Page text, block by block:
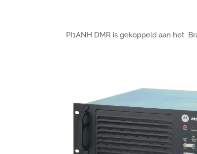
PI1ANH DMR is gekoppeld aan het